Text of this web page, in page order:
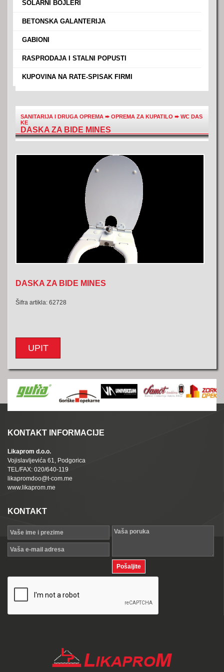
SOLARNI BOJLERI
BETONSKA GALANTERIJA
GABIONI
RASPRODAJA I STALNI POPUSTI
KUPOVINA NA RATE-SPISAK FIRMI
SANITARIJA I DRUGA OPREMA ➨OPREMA ZA KUPATILO ➨WC DAS
KE
DASKA ZA BIDE MINES
DASKA ZA BIDE MINES
Šifra artikla: 62728
UPIT
KONTAKT INFORMACIJE
Likaprom d.o.o.
Vojislavljevića 61, Podgorica
TEL/FAX: 020/640-119
likapromdoo@t-com.me
www.likaprom.me
KONTAKT